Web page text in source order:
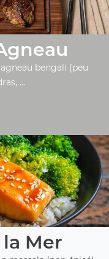
bengali (peu
...
Mer